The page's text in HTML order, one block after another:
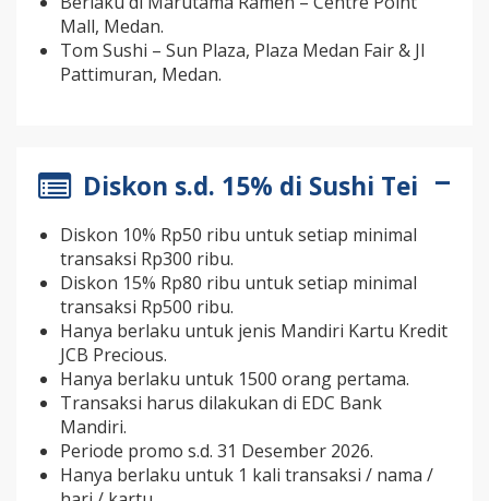
Mall, Medan.
Tom Sushi – Sun Plaza, Plaza Medan Fair & Jl
Pattimuran, Medan.
Diskon s.d. 15% di Sushi Tei
Diskon 10% Rp50 ribu untuk setiap minimal
transaksi Rp300 ribu.
Diskon 15% Rp80 ribu untuk setiap minimal
transaksi Rp500 ribu.
Hanya berlaku untuk jenis Mandiri Kartu Kredit
JCB Precious.
Hanya berlaku untuk 1500 orang pertama.
Transaksi harus dilakukan di EDC Bank
Mandiri.
Periode promo s.d. 31 Desember 2026.
Hanya berlaku untuk 1 kali transaksi / nama /